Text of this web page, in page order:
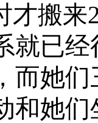
才搬来
就已经
而她
和她